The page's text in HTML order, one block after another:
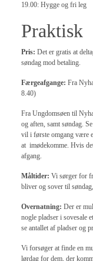
19.00: Hygge og fri leg
Praktisk
Pris: Det er gratis at
søndag mod betaling.
Færgeafgange: Fra
8.40)
Fra Ungdomsøen til
og aften, samt søndag.
vil i første omgang være
at imødekomme. Hvis
afgang.
Måltider: Vi sørger for
bliver og sover til
Overnatning: Der er
nogle pladser i sovesale
se antallet af pladser og
Vi forsøger at finde en
lørdag for dem, der